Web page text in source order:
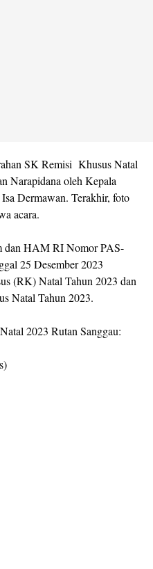
SK Remisi Khusus Natal
Narapidana oleh Kepala
Dermawan. Terakhir, foto
acara.
dan HAM RI Nomor PAS-
25 Desember 2023
(RK) Natal Tahun 2023 dan
Natal Tahun 2023.
2023 Rutan Sanggau: